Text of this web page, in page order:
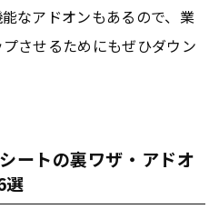
なアドオンもあるので、業
させるためにもぜひダウン
ートの裏ワザ・アドオ
選